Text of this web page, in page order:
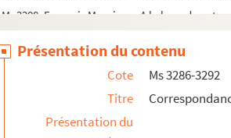
Ms 3308. François Mauriac. « A la base de
Ms 3310. François Mauriac. « La voix de leur
Présentation du contenu
Cote
Ms 3286-3292
Titre
Présentation du